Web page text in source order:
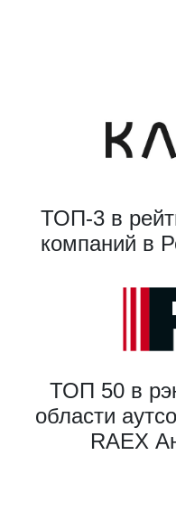
ТОП-3 в
компаний в
ТОП 50 в
области
RAEX